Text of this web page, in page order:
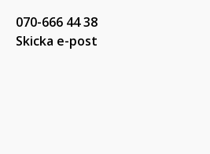
070-666 44 38
Skicka e-post